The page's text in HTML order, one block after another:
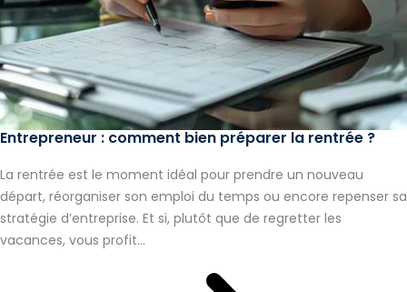
Entrepreneur : comment bien préparer la rentrée ?
La rentrée est le moment idéal pour prendre un nouveau
départ, réorganiser son emploi du temps ou encore repenser sa
stratégie d’entreprise. Et si, plutôt que de regretter les
vacances, vous profit...